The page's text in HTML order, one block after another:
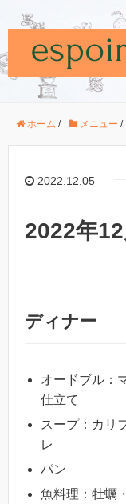
ホーム / メニュー /
2022.12.05
2022年
ディナー
オードブル：
仕立て
スープ：カリ
レ
パン
魚料理：牡蠣